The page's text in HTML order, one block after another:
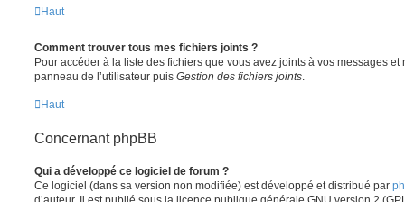
Haut
Comment trouver tous mes fichiers joints ?
Pour accéder à la liste des fichiers que vous avez joints à vos messages
panneau de l’utilisateur puis Gestion des fichiers joints
Haut
Concernant phpBB
Qui a développé ce logiciel de forum ?
Ce logiciel (dans sa version non modifiée) est développé et distribué par